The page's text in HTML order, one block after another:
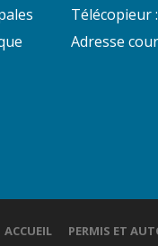
Télécopieur
Adresse
ACCUEIL PERMIS ET